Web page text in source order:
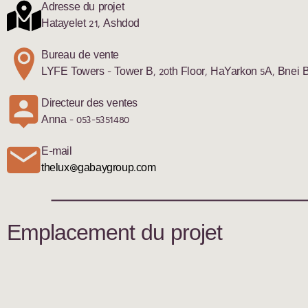
Adresse du projet
Hatayelet 21, Ashdod
Bureau de vente
LYFE Towers - Tower B, 20th Floor, HaYarkon 5A, Bnei
Directeur des ventes
Anna - 053-5351480
E-mail
thelux@gabaygroup.com
Emplacement du projet